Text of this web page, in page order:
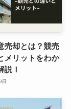
売却とは？競売
メリットをわか
説！
日